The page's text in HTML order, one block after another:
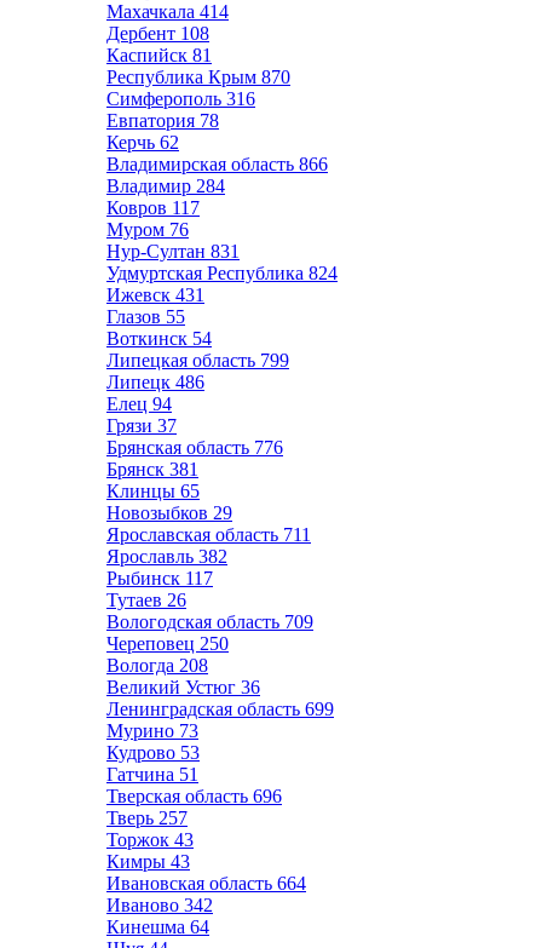
Махачкала 414
Дербент 108
Каспийск 81
Республика Крым 870
Симферополь 316
Евпатория 78
Керчь 62
Владимирская область 866
Владимир 284
Ковров 117
Муром 76
Нур-Султан 831
Удмуртская Республика 824
Ижевск 431
Глазов 55
Воткинск 54
Липецкая область 799
Липецк 486
Елец 94
Грязи 37
Брянская область 776
Брянск 381
Клинцы 65
Новозыбков 29
Ярославская область 711
Ярославль 382
Рыбинск 117
Тутаев 26
Вологодская область 709
Череповец 250
Вологда 208
Великий Устюг 36
Ленинградская область 699
Мурино 73
Кудрово 53
Гатчина 51
Тверская область 696
Тверь 257
Торжок 43
Кимры 43
Ивановская область 664
Иваново 342
Кинешма 64